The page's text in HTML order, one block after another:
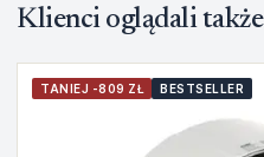
Klienci oglądali także
TANIEJ -809 ZŁ BESTSELLER